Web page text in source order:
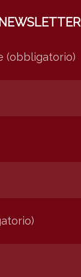
(obbligatorio)